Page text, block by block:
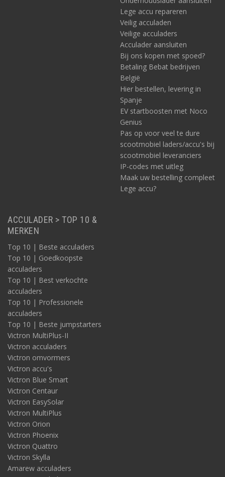
Lege accu repareren
Veilig acculaden
Veilige acculaders
Acculader aansluiten
Bij ons kopen met spoed?
Betaling Bebat bedrijven
België
Hier bestellen, levering in
Spanje
EV startboosten met Noco
Genius
Pas op voor veel te dure
scootmobiel laders/accu's bij
scootmobiel leveranciers
IP-codes met uitleg
Maak uw bestelling compleet
Lege accu?
ACCULADER > TOP 10 &
MERKEN
Top 10 | Beste acculaders
Top 10 | Goedkoopste
acculaders
Top 10 | Best verkochte
acculaders
Top 10 | Professionele
acculaders
Top 10 | Beste jumpstarters
Victron MultiPlus-II
Victron acculaders
Victron omvormers
Victron accu's
Victron Blue Smart
Victron Centaur
Victron EasySolar
Victron MultiPlus
Victron Orion
Victron Phoenix
Victron Quattro
Victron Skylla
Amarew acculaders